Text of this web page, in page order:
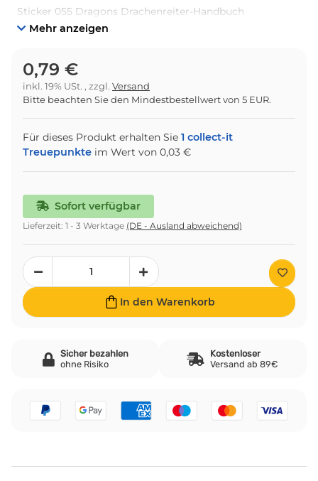
Sticker 055 Dragons Drachenreiter-Handbuch
Mehr anzeigen
0,79 €
inkl. 19% USt. , zzgl. Versand
Bitte beachten Sie den Mindestbestellwert von 5 EUR.
Für dieses Produkt erhalten Sie 1 collect-it
Treuepunkte im Wert von 0,03 €
Sofort verfügbar
Lieferzeit: 1 - 3 Werktage (DE - Ausland abweichend)
In den Warenkorb
Sicher bezahlen
ohne Risiko
Kostenloser
Versand ab 89€